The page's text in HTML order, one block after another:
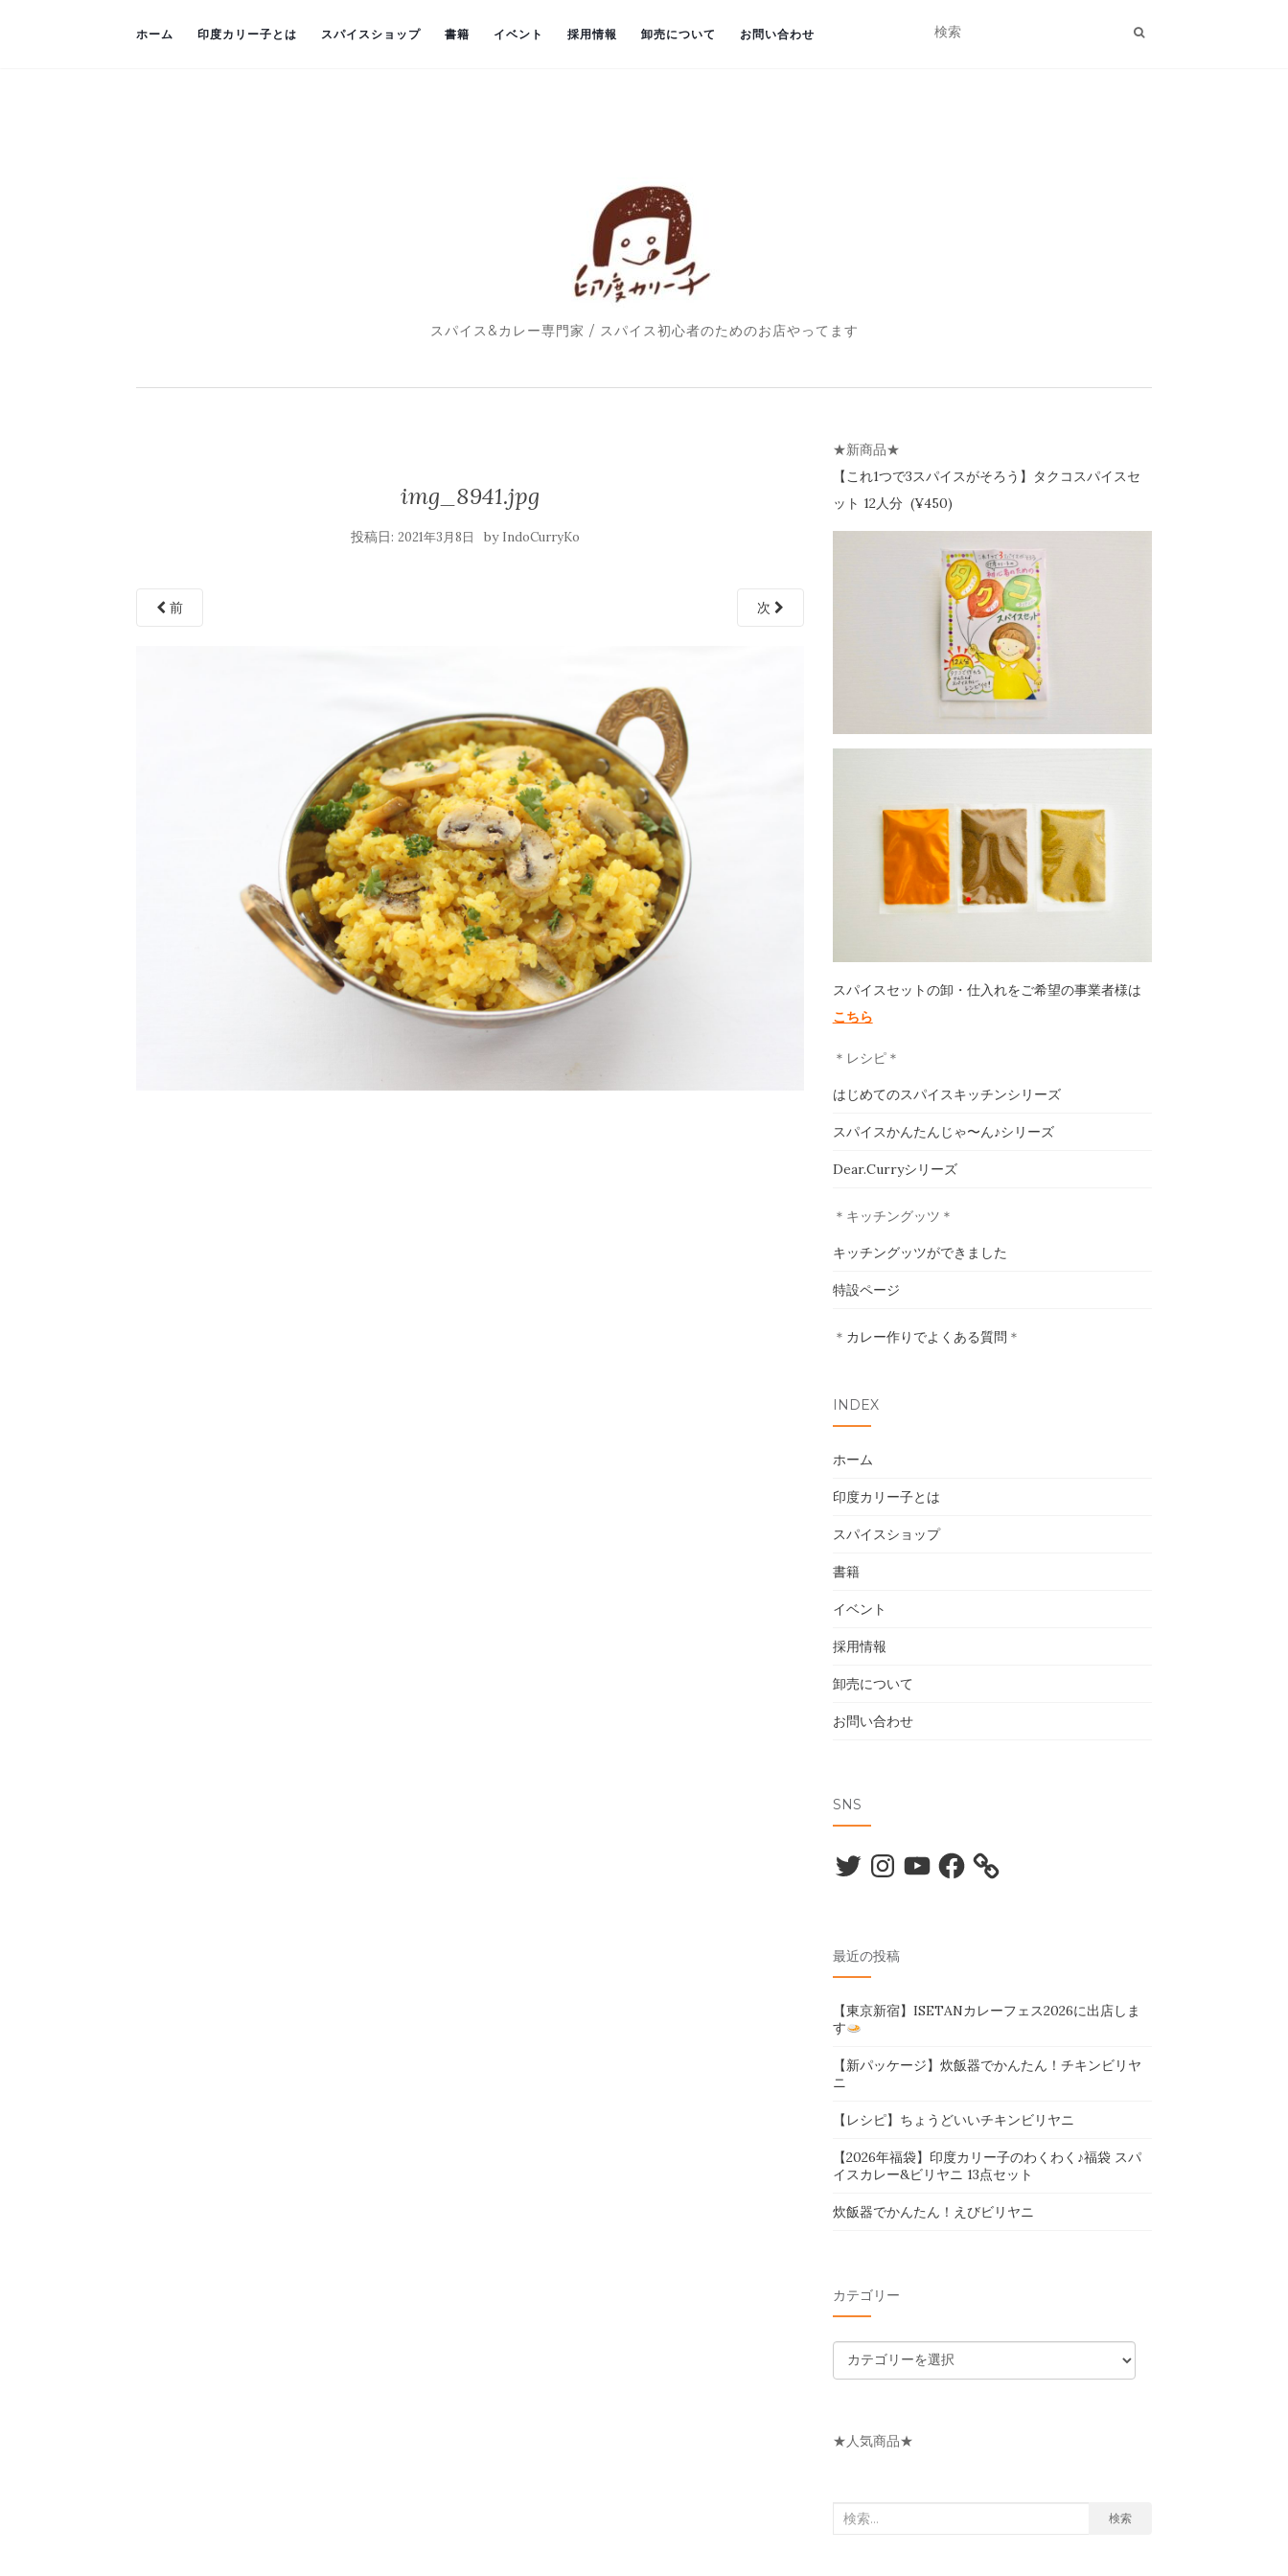
ホーム 印度カリー子とは スパイスショップ 書籍 イベント 採用情報 卸売について お問い合わせ
スパイス&カレー専門家 / スパイス初心者のためのお店やってます
img_8941.jpg
投稿日: 2021年3月8日 by IndoCurryKo
前 次
★新商品★
【これ1つで3スパイスがそろう】
タクコスパイスセ
ット 12人分 (¥450)
スパイスセットの卸・仕入れをご希望の事業者様は
こちら
＊レシピ＊
はじめてのスパイスキッチンシリーズ
スパイスかんたんじゃ〜ん♪シリーズ
Dear.Curryシリーズ
＊キッチングッツ＊
キッチングッツができました
特設ページ
＊ カレー作りでよくある質問 ＊
INDEX
ホーム
印度カリー子とは
スパイスショップ
書籍
イベント
採用情報
卸売について
お問い合わせ
SNS
TwitterInstagramYouTubeFacebook
最近の投稿
【東京新宿】ISETANカレーフェス2026に出店しま
す
【新パッケージ】炊飯器でかんたん！チキンビリヤ
ニ
【レシピ】ちょうどいいチキンビリヤニ
【2026年福袋】印度カリー子のわくわく♪福袋 スパ
イスカレー&ビリヤニ 13点セット
炊飯器でかんたん！えびビリヤニ
カテゴリー
テ
リ
★人気商品★
検
検索